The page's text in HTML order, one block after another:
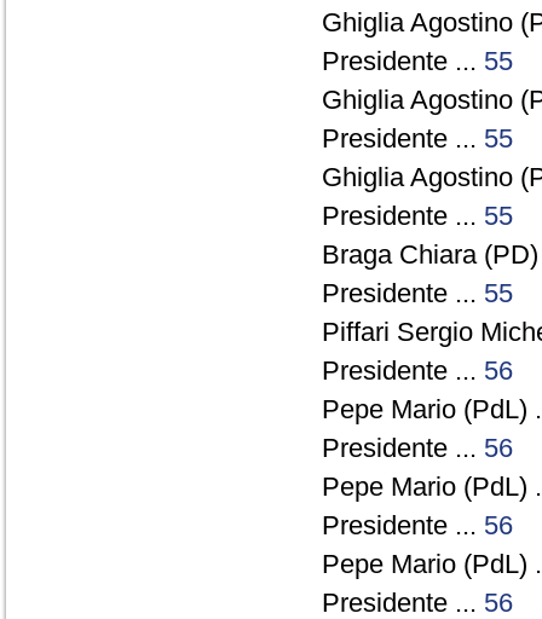
Ghiglia Agostino
Presidente ... 55
Ghiglia Agostino
Presidente ... 55
Ghiglia Agostino
Presidente ... 55
Braga Chiara
Presidente ... 55
Piffari Sergio
Presidente ... 56
Pepe Mario (PdL)
Presidente ... 56
Pepe Mario (PdL)
Presidente ... 56
Pepe Mario (PdL)
Presidente ... 56